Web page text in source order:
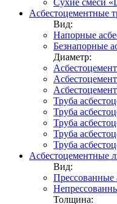
Асбестоцементные
Вид:
Напорные
Безнапорные
Диаметр:
Труба
Труба
Труба
Труба
Труба
Асбестоцементные
Вид:
Прессованные
Толщина: